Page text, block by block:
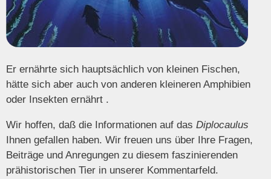
Er ernährte sich hauptsächlich von kleinen Fischen,
hätte sich aber auch von anderen kleineren Amphibien
oder Insekten ernährt .
Wir hoffen, daß die Informationen auf das Diplocaulus
Ihnen gefallen haben. Wir freuen uns über Ihre Fragen,
Beiträge und Anregungen zu diesem faszinierenden
prähistorischen Tier in unserer Kommentarfeld.